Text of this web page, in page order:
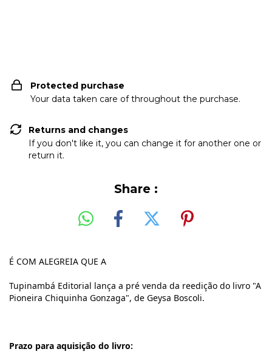
Protected purchase
Your data taken care of throughout the purchase.
Returns and changes
If you don't like it, you can change it for another one or
return it.
Share :
É COM ALEGREIA QUE A
Tupinambá Editorial lança a pré venda da reedição do livro "A
Pioneira Chiquinha Gonzaga", de Geysa Boscoli.
Prazo para aquisição do livro: